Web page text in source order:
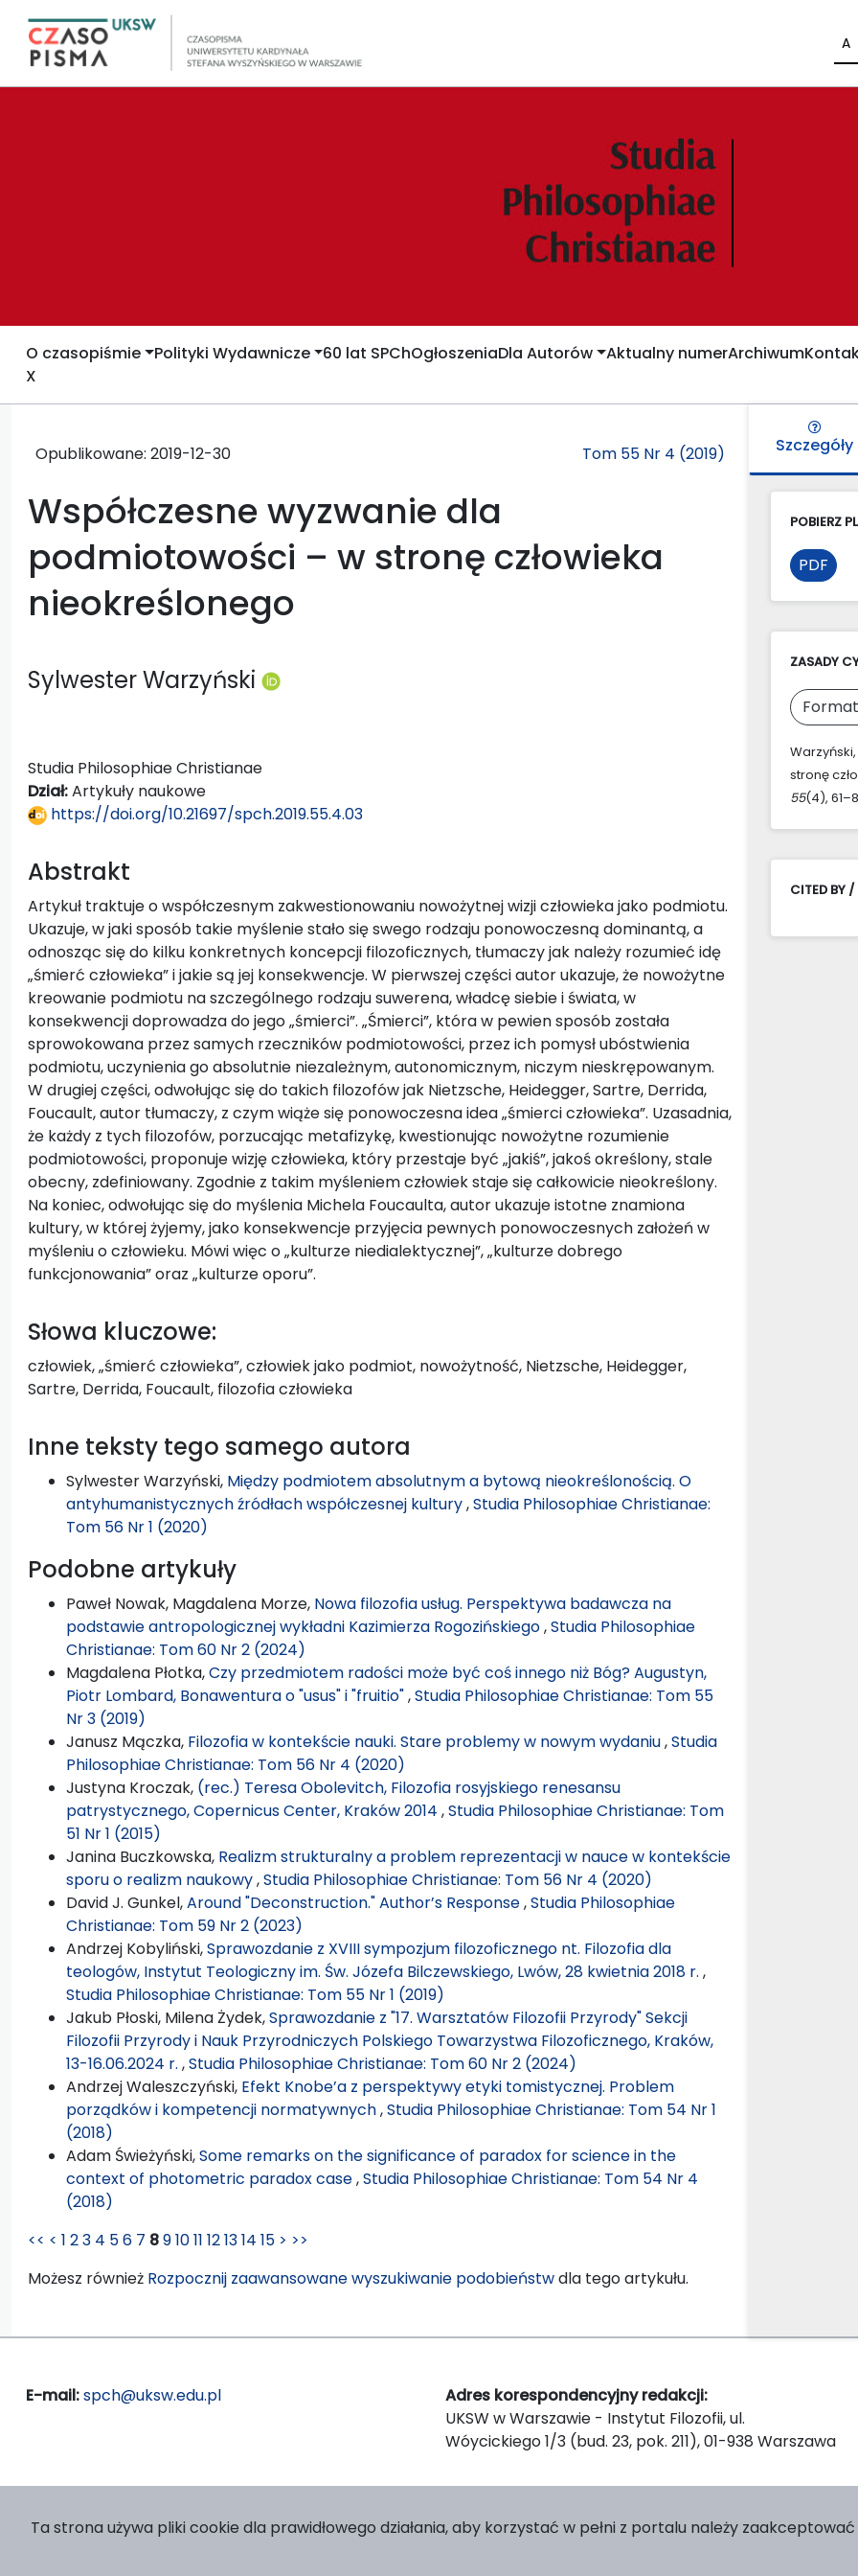
A
O czasopiśmie Polityki Wydawnicze 60 lat SPChOgłoszeniaDla Autorów Aktualny numerArchiwum
X
Opublikowane: 2019-12-30 Tom 55 Nr 4 (2019)
Współczesne wyzwanie dla
podmiotowości – w stronę człowieka
nieokreślonego
Sylwester Warzyński
Studia Philosophiae Christianae
Dział:Artykuły naukowe
https://doi.org/10.21697/spch.2019.55.4.03
Abstrakt
Artykuł traktuje o współczesnym zakwestionowaniu nowożytnej wizji człowieka jako podmiotu.
Ukazuje, w jaki sposób takie myślenie stało się swego rodzaju ponowoczesną dominantą, a
odnosząc się do kilku konkretnych koncepcji filozoficznych, tłumaczy jak należy rozumieć idę
„śmierć człowieka” i jakie są jej konsekwencje. W pierwszej części autor ukazuje, że nowożytne
kreowanie podmiotu na szczególnego rodzaju suwerena, władcę siebie i świata, w
konsekwencji doprowadza do jego „śmierci”. „Śmierci”, która w pewien sposób została
sprowokowana przez samych rzeczników podmiotowości, przez ich pomysł ubóstwienia
podmiotu, uczynienia go absolutnie niezależnym, autonomicznym, niczym nieskrępowanym.
W drugiej części, odwołując się do takich filozofów jak Nietzsche, Heidegger, Sartre, Derrida,
Foucault, autor tłumaczy, z czym wiąże się ponowoczesna idea „śmierci człowieka”. Uzasadnia,
że każdy z tych filozofów, porzucając metafizykę, kwestionując nowożytne rozumienie
podmiotowości, proponuje wizję człowieka, który przestaje być „jakiś”, jakoś określony, stale
obecny, zdefiniowany. Zgodnie z takim myśleniem człowiek staje się całkowicie nieokreślony.
Na koniec, odwołując się do myślenia Michela Foucaulta, autor ukazuje istotne znamiona
kultury, w której żyjemy, jako konsekwencje przyjęcia pewnych ponowoczesnych założeń w
myśleniu o człowieku. Mówi więc o „kulturze niedialektycznej”, „kulturze dobrego
funkcjonowania” oraz „kulturze oporu”.
Słowa kluczowe:
człowiek, „śmierć człowieka”, człowiek jako podmiot, nowożytność, Nietzsche, Heidegger,
Sartre, Derrida, Foucault, filozofia człowieka
Inne teksty tego samego autora
Sylwester Warzyński, Między podmiotem absolutnym a bytową nieokreślonością. O
antyhumanistycznych źródłach współczesnej kultury,Studia Philosophiae Christianae:
Tom 56 Nr 1 (2020)
Podobne artykuły
Paweł Nowak, Magdalena Morze, Nowa filozofia usług. Perspektywa badawcza na
podstawie antropologicznej wykładni Kazimierza Rogozińskiego,Studia Philosophiae
Christianae: Tom 60 Nr 2 (2024)
Magdalena Płotka,Czy przedmiotem radości może być coś innego niż Bóg? Augustyn,
Piotr Lombard, Bonawentura o "usus" i "fruitio",Studia Philosophiae Christianae: Tom 55
Nr 3 (2019)
Janusz Mączka, Filozofia w kontekście nauki. Stare problemy w nowym wydaniu,Studia
Philosophiae Christianae: Tom 56 Nr 4 (2020)
Justyna Kroczak, (rec.) Teresa Obolevitch, Filozofia rosyjskiego renesansu
patrystycznego, Copernicus Center, Kraków 2014 ,Studia Philosophiae Christianae: Tom
51 Nr 1 (2015)
Janina Buczkowska, Realizm strukturalny a problem reprezentacji w nauce w kontekście
sporu o realizm naukowy,Studia Philosophiae Christianae: Tom 56 Nr 4 (2020)
David J. Gunkel,Around "Deconstruction." Author’s Response,Studia Philosophiae
Christianae: Tom 59 Nr 2 (2023)
Andrzej Kobyliński,Sprawozdanie z XVIII sympozjum filozoficznego nt. Filozofia dla
teologów, Instytut Teologiczny im. Św. Józefa Bilczewskiego, Lwów, 28 kwietnia 2018 r. ,
Studia Philosophiae Christianae: Tom 55 Nr 1 (2019)
Jakub Płoski, Milena Żydek,Sprawozdanie z "17. Warsztatów Filozofii Przyrody" Sekcji
Filozofii Przyrody i Nauk Przyrodniczych Polskiego Towarzystwa Filozoficznego, Kraków,
13-16.06.2024 r. ,Studia Philosophiae Christianae: Tom 60 Nr 2 (2024)
Andrzej Waleszczyński, Efekt Knobe’a z perspektywy etyki tomistycznej. Problem
porządków i kompetencji normatywnych,Studia Philosophiae Christianae: Tom 54 Nr 1
(2018)
Adam Świeżyński,Some remarks on the significance of paradox for science in the
context of photometric paradox case,Studia Philosophiae Christianae: Tom 54 Nr 4
(2018)
<< < 1 23 4 56 7 891011 121314 15 > >>
Możesz również Rozpocznij zaawansowane wyszukiwanie podobieństwdla tego artykułu.
Szczegóły
POBIERZ
PDF
ZASADY
stronę
55(4),
CITED BY /
E-mail:spch@uksw.edu.pl
Adres korespondencyjny redakcji:
UKSW w Warszawie - Instytut Filozofii, ul.
Wóycickiego 1/3 (bud. 23, pok. 211), 01-938 Warszawa
Ta strona używa pliki cookie dla prawidłowego działania, aby korzystać w pełni z portalu należy